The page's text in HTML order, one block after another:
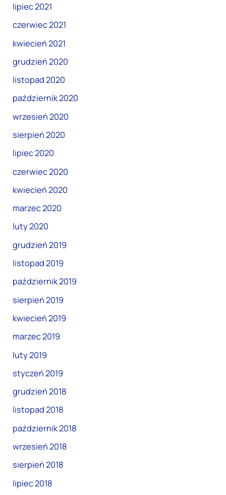
lipiec 2021
czerwiec 2021
kwiecień 2021
grudzień 2020
listopad 2020
październik 2020
wrzesień 2020
sierpień 2020
lipiec 2020
czerwiec 2020
kwiecień 2020
marzec 2020
luty 2020
grudzień 2019
listopad 2019
październik 2019
sierpień 2019
kwiecień 2019
marzec 2019
luty 2019
styczeń 2019
grudzień 2018
listopad 2018
październik 2018
wrzesień 2018
sierpień 2018
lipiec 2018